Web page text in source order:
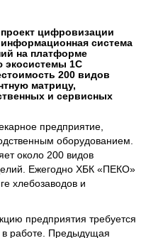
цифровизации
система
на платформе
экосистемы 1С
200 видов
матрицу,
и сервисных
предприятие,
оборудованием.
около 200 видов
Ежегодно ХБК «ПЕКО»
хлебозаводов и
предприятия требуется
в работе. Предыдущая